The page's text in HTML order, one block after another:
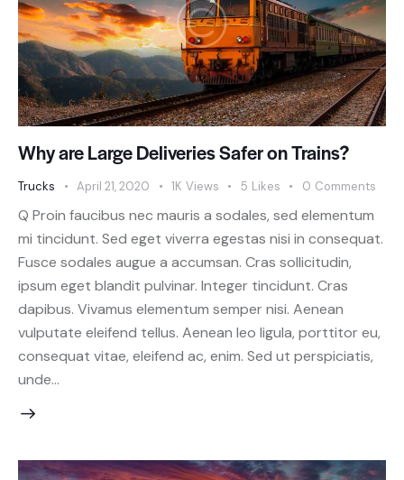
Why are Large Deliveries Safer on Trains?
Trucks April 21, 2020 1K Views 5 Likes 0 Comments
Q Proin faucibus nec mauris a sodales, sed elementum
mi tincidunt. Sed eget viverra egestas nisi in consequat.
Fusce sodales augue a accumsan. Cras sollicitudin,
ipsum eget blandit pulvinar. Integer tincidunt. Cras
dapibus. Vivamus elementum semper nisi. Aenean
vulputate eleifend tellus. Aenean leo ligula, porttitor eu,
consequat vitae, eleifend ac, enim. Sed ut perspiciatis,
unde…